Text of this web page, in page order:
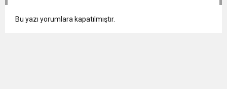
Bu yazı yorumlara kapatılmıştır.